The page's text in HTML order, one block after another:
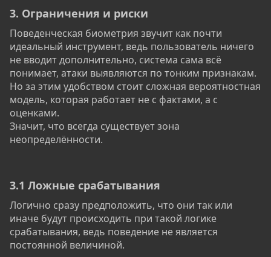
3. Ограничения и риски​
Поведенческая биометрия звучит как почти
идеальный инструмент, ведь пользователь ничего
не вводит дополнительно, система сама всё
понимает, атаки выявляются по тонким признакам.
Но за этим удобством стоит сложная вероятностная
модель, которая работает не с фактами, а с
оценками.
Значит, что всегда существует зона
неопределённости.
3.1 Ложные срабатывания​
Логично сразу предположить, что они так или
иначе будут происходить при такой логике
срабатывания, ведь поведение не является
постоянной величиной.